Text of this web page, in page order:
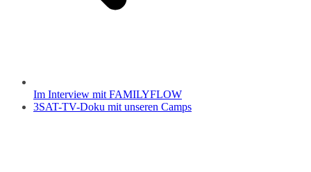
Im Interview mit FAMILYFLOW
3SAT-TV-Doku mit unseren Camps